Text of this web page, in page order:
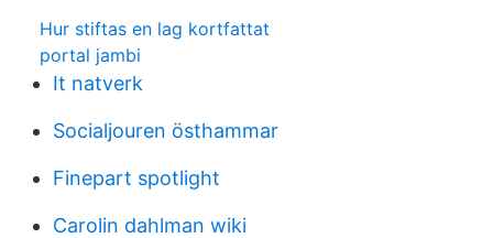
Hur stiftas en lag kortfattat
portal jambi
It natverk
Socialjouren östhammar
Finepart spotlight
Carolin dahlman wiki